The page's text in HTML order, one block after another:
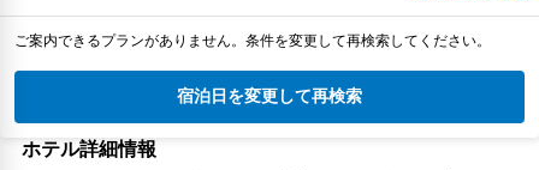
ご案内できるプランがありません。条件を変更して再検索してください。
宿泊日を変更して再検索
ホテル詳細情報